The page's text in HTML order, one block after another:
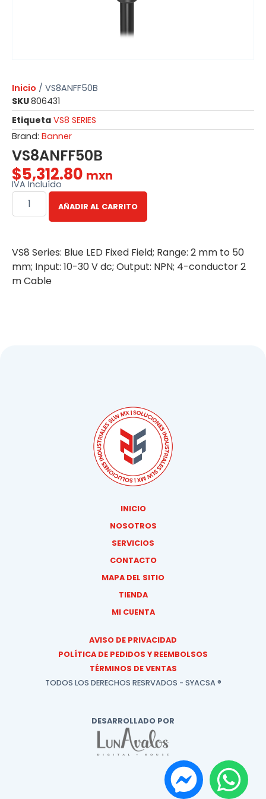
Inicio / VS8ANFF50B
SKU806431
Etiqueta VS8 SERIES
Brand: Banner
VS8ANFF50B
$5,312.80 mxn
IVA Incluído
AÑADIR AL CARRITO
VS8 Series: Blue LED Fixed Field; Range: 2 mm to 50
mm; Input: 10-30 V dc; Output: NPN; 4-conductor 2
m Cable
INICIO
NOSOTROS
SERVICIOS
CONTACTO
MAPA DEL SITIO
TIENDA
MI CUENTA
AVISO DE PRIVACIDAD
POLÍTICA DE PEDIDOS Y REEMBOLSOS
TÉRMINOS DE VENTAS
TODOS LOS DERECHOS RESRVADOS - SYACSA ®
DESARROLLADO POR